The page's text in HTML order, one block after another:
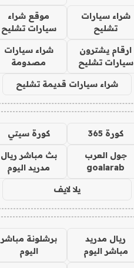
شراء سيارات
تشليح
موقع شراء
سيارات تشليح
ارقام يشترون
سيارات تشليح
شراء سيارات
مصدومة
شراء سيارات قديمة تشليح
كورة 365 كورة سيتي
جول العرب
goalarab
بث مباشر ريال
مدريد اليوم
يلا لايف
ريال مدريد
مباشر اليوم
برشلونة مباشر
اليوم